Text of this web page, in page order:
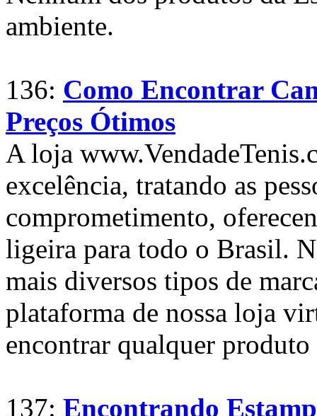
ambiente.
136: Como Encontrar
Preços Ótimos
A loja
excelência, tratando as
comprometimento,
ligeira para todo o Brasil.
mais diversos tipos de
plataforma de nossa loja
encontrar qualquer
137: Encontrando